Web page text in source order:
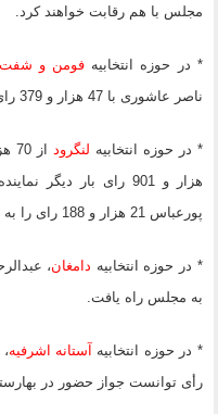
مجلس با هم رقابت خواهند کرد.
* در حوزه انتخابیه فومن و شفت
ناصر عاشوری با 47 هزار و 379 رای پیش افتاد و نماینده این حوزه شد.
* در حوزه انتخابیه لنگرود
هزار و 901 رای بار
پورعباس 21 هزار و 188 رای را به دست آورد.
* در حوزه انتخابیه دامغان
به مجلس راه یافت.
* در حوزه انتخابیه آستانه اشرفیه
رأی توانست جواز حضور در